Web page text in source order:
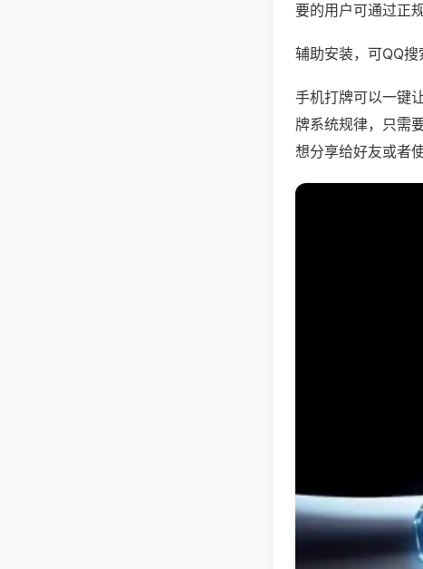
要的用户可通过正
辅助安装，可QQ
手机打牌可以一键
牌系统规律，只需
想分享给好友或者